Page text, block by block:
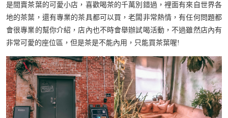
是間賣茶葉的可愛小店，喜歡喝茶的千萬別錯過，裡面有來自世界各
地的茶葉，還有專業的茶具都可以買，老闆非常熱情，有任何問題都
會很專業的幫你介紹，店內也不時會舉辦試喝活動，不過雖然店內有
非常可愛的座位區，但是茶是不能內用，只能買茶葉喔!